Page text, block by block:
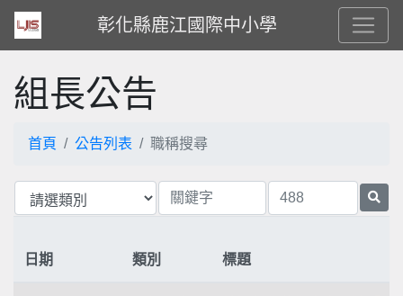
彰化縣鹿江國際中小學
組長公告
首頁 公告列表 職稱搜尋
日期 類別 標題